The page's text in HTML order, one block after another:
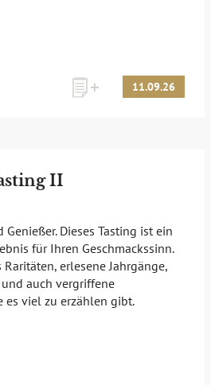
11.09.26
II
Dieses Tasting ist ein
für Ihren Geschmackssinn.
erlesene Jahrgänge,
auch vergriffene
viel zu erzählen gibt.